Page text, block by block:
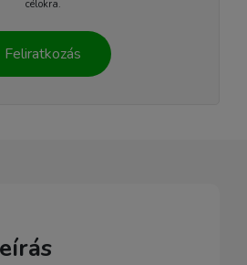
célokra.
Feliratkozás